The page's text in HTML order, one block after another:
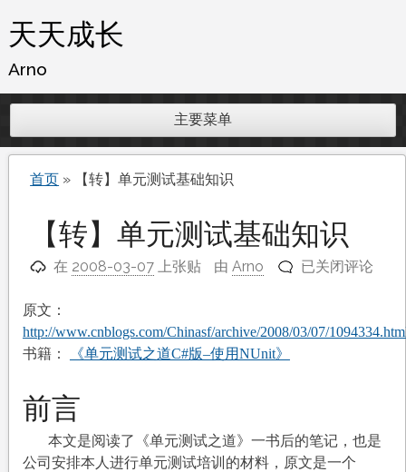
跳
至
内
天天成长
Arno
主要菜单
首页 » 【转】单元测试基础知识
【转】单元测试基础知识
在 2008-03-07上张贴 由 Arno
【转】
测
识
已关闭评论
原文：
http://www.cnblogs.com/Chinasf/archive/2008/03/07/
书籍：
《单元测试之道C#版–使用NUnit》
前言
本文是阅读了《单元测试之道》一书后的笔记，也是
公司安排本人进行单元测试培训的材料，原文是一个